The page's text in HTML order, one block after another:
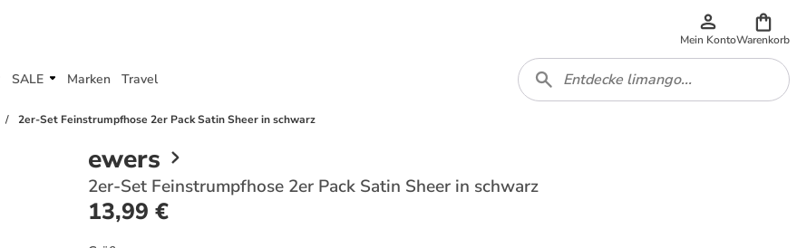
Mein KontoWarenkorb
SALE Marken Travel
2er-Set Feinstrumpfhose 2er Pack Satin Sheer in schwarz
ewers
2er-Set Feinstrumpfhose 2er Pack Satin Sheer in schwarz
13,99 €